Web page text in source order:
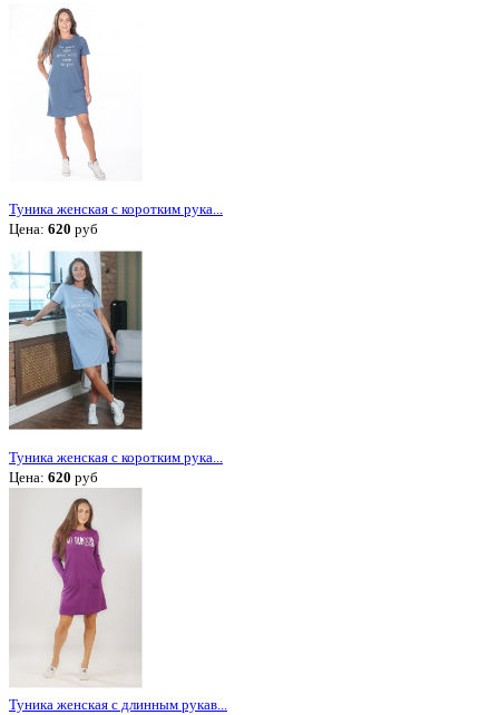
Туника женская с коротким рука...
Цена: 620 руб
Туника женская с коротким рука...
Цена: 620 руб
Туника женская с длинным рукав...